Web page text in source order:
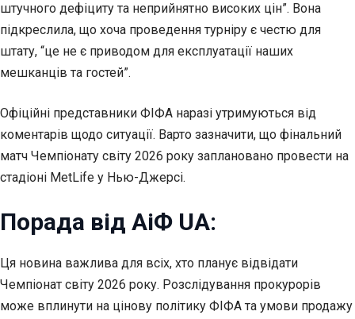
штучного дефіциту та неприйнятно високих цін”. Вона
підкреслила, що хоча проведення турніру є честю для
штату, “це не є приводом для експлуатації наших
мешканців та гостей”.
Офіційні представники ФІФА наразі утримуються від
коментарів щодо ситуації. Варто зазначити, що фінальний
матч Чемпіонату світу 2026 року заплановано провести на
стадіоні MetLife у Нью-Джерсі.
Порада від АіФ UA:
Ця новина важлива для всіх, хто планує відвідати
Чемпіонат світу 2026 року. Розслідування прокурорів
може вплинути на цінову політику ФІФА та умови продажу